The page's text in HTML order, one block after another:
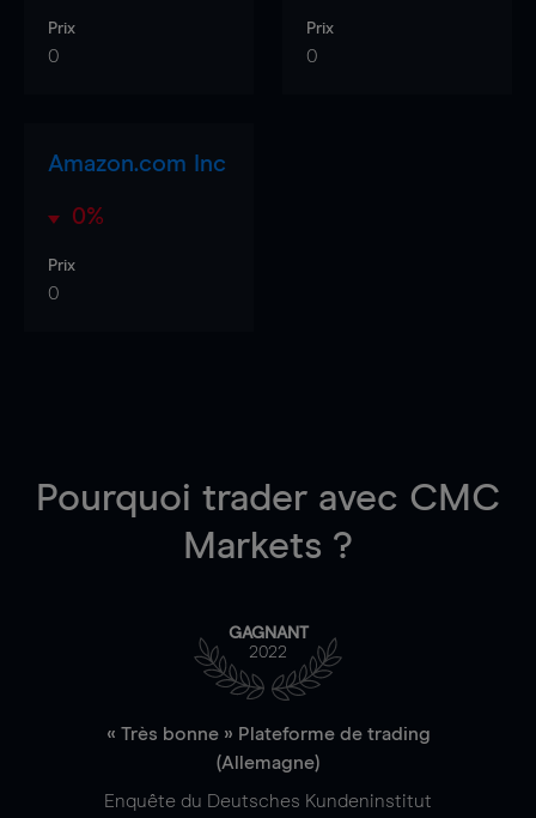
Prix
0
Prix
0
Amazon.com Inc
0%
Prix
0
Pourquoi trader avec CMC
Markets ?
GAGNANT
2022
« Très bonne » Plateforme de trading
(Allemagne)
Enquête du Deutsches Kundeninstitut